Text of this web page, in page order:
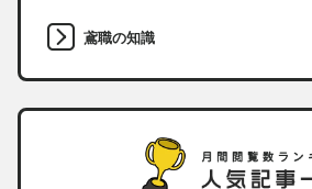
鳶職の知識